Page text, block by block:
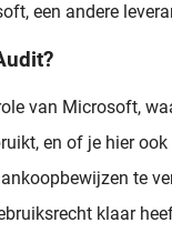
een andere
van Microsoft,
en of je hier
te
klaar